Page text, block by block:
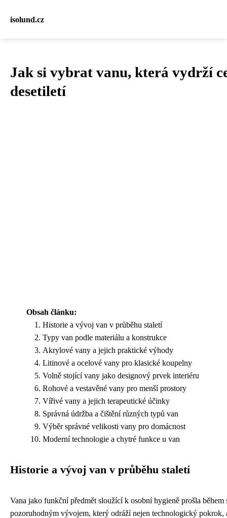
isolund.cz
Jak si vybrat vanu, která vydrží
desetiletí
Obsah článku:
Historie a vývoj van v průběhu staletí
Typy van podle materiálu a konstrukce
Akrylové vany a jejich praktické výhody
Litinové a ocelové vany pro klasické koupelny
Volně stojící vany jako designový prvek interiéru
Rohové a vestavěné vany pro menší prostory
Vířivé vany a jejich terapeutické účinky
Správná údržba a čištění různých typů van
Výběr správné velikosti vany pro domácnost
Moderní technologie a chytré funkce u van
Historie a vývoj van v průběhu staletí
Vana jako funkční předmět sloužící k osobní hygieně prošla během
pozoruhodným vývojem, který odráží nejen technologický pokrok,